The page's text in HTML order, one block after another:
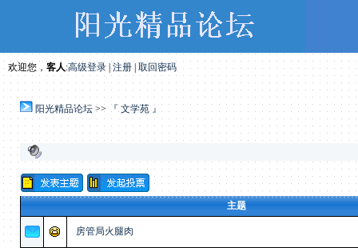
欢迎您， 客人:高级登录 |注册| 取回密码
阳光精品论坛>> 『 文学苑 』
主题
房管局火腿肉